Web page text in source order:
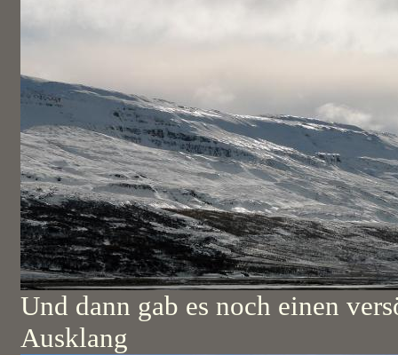
Und dann gab es noch einen
Ausklang